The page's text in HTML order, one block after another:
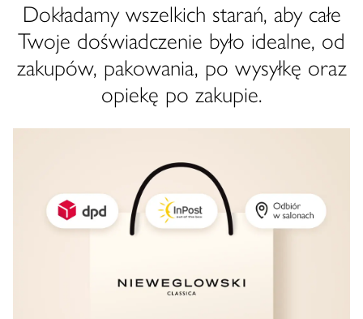
Dokładamy wszelkich starań, aby całe
Twoje doświadczenie było idealne, od
zakupów, pakowania, po wysyłkę oraz
opiekę po zakupie.